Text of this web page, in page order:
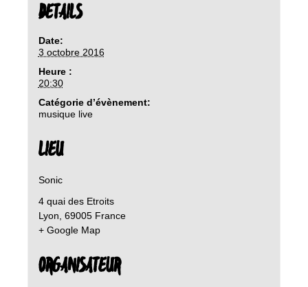
DETAILS
Date:
3 octobre 2016
Heure :
20:30
Catégorie d’évènement:
musique live
LIEU
Sonic
4 quai des Etroits
Lyon 69005 France
+ Google Map
ORGANISATEUR